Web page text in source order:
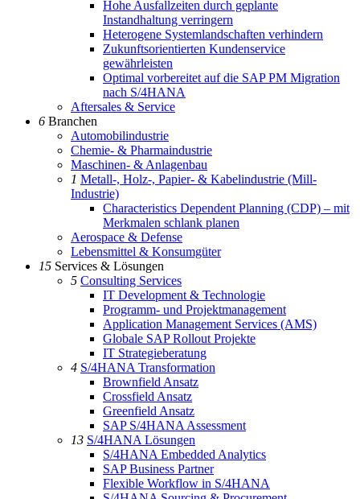
Hohe Ausfallzeiten durch geplante
Instandhaltung verringern
Heterogene Systemlandschaften verhindern
Zukunftsorientierten Kundenservice
gewährleisten
Optimal vorbereitet auf die SAP PM Migration
nach S/4HANA
Aftersales & Service
6 Branchen
Automobilindustrie
Chemie- & Pharmaindustrie
Maschinen- & Anlagenbau
1 Metall-, Holz-, Papier- & Kabelindustrie (Mill-
Industrie)
Characteristics Dependent Planning (CDP) – mit
Merkmalen schlank planen
Aerospace & Defense
Lebensmittel & Konsumgüter
15 Services & Lösungen
5 Consulting Services
IT Development & Technologie
Programm- und Projektmanagement
Application Management Services (AMS)
Globale SAP Rollout Projekte
IT Strategieberatung
4 S/4HANA Transformation
Brownfield Ansatz
Crossfield Ansatz
Greenfield Ansatz
SAP S/4HANA Assessment
13 S/4HANA Lösungen
S/4HANA Embedded Analytics
SAP Business Partner
Flexible Workflow in S/4HANA